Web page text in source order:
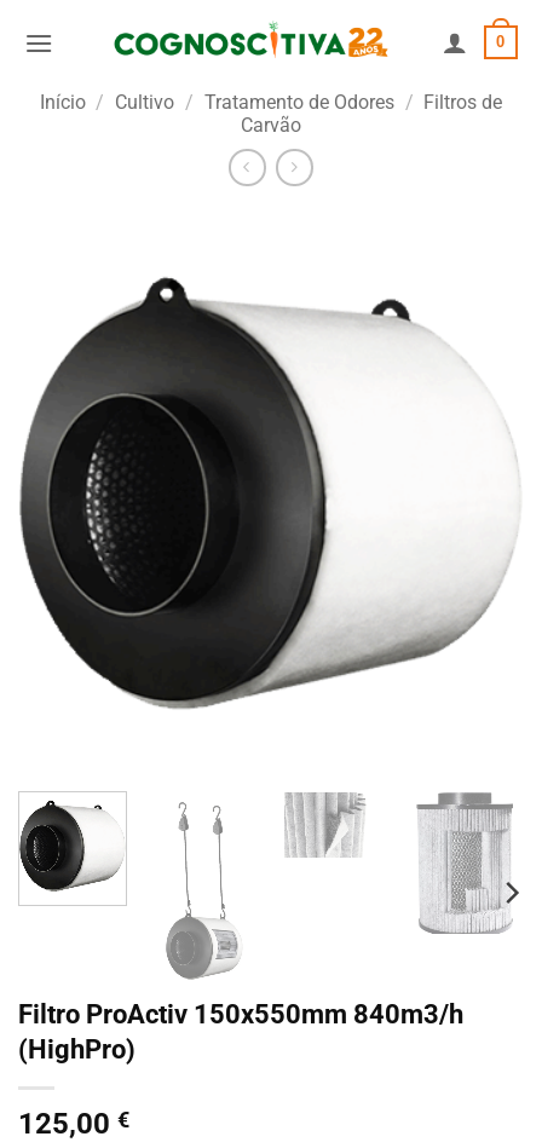
0
Início / Cultivo / Tratamento de Odores / Filtros de
Carvão
Filtro ProActiv 150x550mm 840m3/h
(HighPro)
125,00 €